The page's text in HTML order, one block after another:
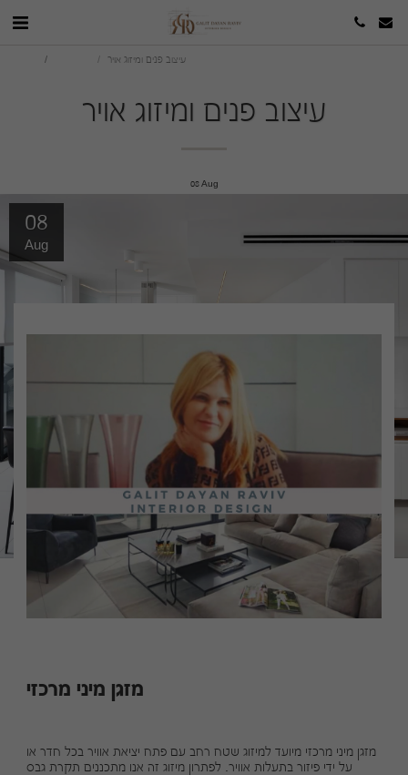
עיצוב פנים ומיזוג אויר
עיצוב פנים ומיזוג אויר
08Aug
08
Aug
מזגן מיני מרכזי מיועד למיזוג שטח רחב עם פתח יציאת אוויר בכל חדר או
על ידי פיזור בתעלות אוויר. לפתרון מיזוג זה אנו מתכננים תקרת גבס